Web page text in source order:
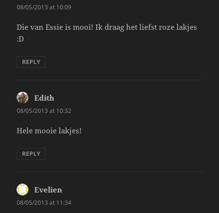
08/05/2013 at 10:09
Die van Essie is mooi! Ik draag het liefst roze lakjes
:D
REPLY
Edith
08/05/2013 at 10:32
Hele mooie lakjes!
REPLY
Evelien
08/05/2013 at 11:34